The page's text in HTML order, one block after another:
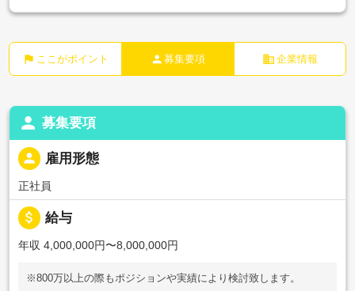
flag ここがポイント person 募集要項 business 企業情報
person 募集要項
person 雇用形態
正社員
attach_money 給与
年収 4,000,000円〜8,000,000円
※800万以上の際もポジションや実績により検討致します。